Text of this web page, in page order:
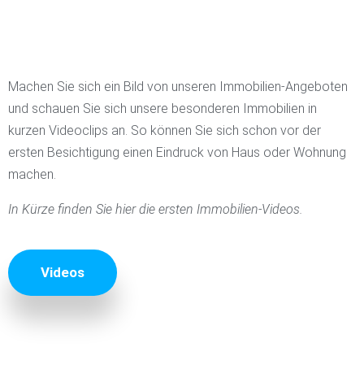
Machen Sie sich ein Bild von unseren Immobilien-Angeboten
und schauen Sie sich unsere besonderen Immobilien in
kurzen Videoclips an. So können Sie sich schon vor der
ersten Besichtigung einen Eindruck von Haus oder Wohnung
machen.
In Kürze finden Sie hier die ersten Immobilien-Videos.
Videos